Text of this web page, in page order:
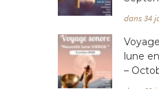
dans 34
lune
–